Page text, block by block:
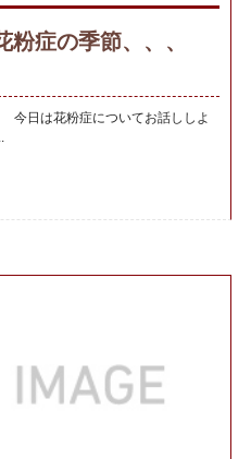
症の季節、、、
今日は花粉症についてお話ししよ